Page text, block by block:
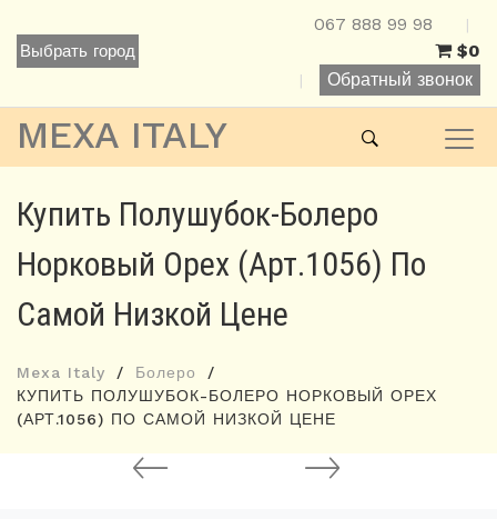
Выбрать город
067 888 99 98 |
$0
| Обратный звонок
MEXA ITALY
Купить Полушубок-Болеро
Норковый Орех (арт.1056) По
Самой Низкой Цене
Mexa Italy
Болеро
КУПИТЬ ПОЛУШУБОК-БОЛЕРО НОРКОВЫЙ ОРЕХ
(АРТ.1056) ПО САМОЙ НИЗКОЙ ЦЕНЕ